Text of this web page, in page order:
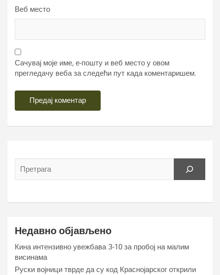
Веб место
Сачувај моје име, е-пошту и веб место у овом
прегледачу веба за следећи пут када коментаришем.
Недавно објављено
Кина интензивно увежбава З-10 за пробој на малим
висинама
Руски војници тврде да су код Краснојарског открили